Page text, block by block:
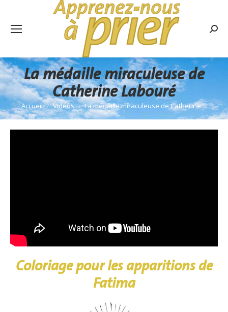
La médaille miraculeuse de
Catherine Labouré
Vous êtes ici :
Accueil Vidéos La médaille miraculeuse de Catherine…
Coloriage pour les apparitions de
Fatima